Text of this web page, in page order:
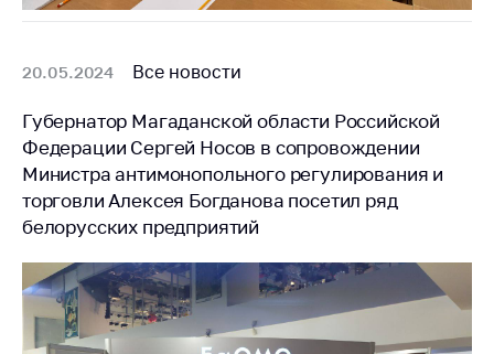
20.05.2024 Все новости
Губернатор Магаданской области Российской
Федерации Сергей Носов в сопровождении
Министра антимонопольного регулирования и
торговли Алексея Богданова посетил ряд
белорусских предприятий